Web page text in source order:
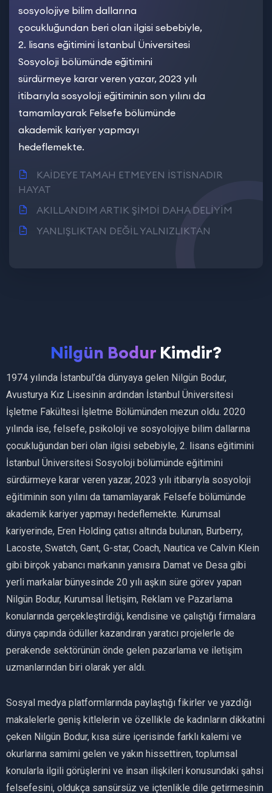
sosyolojiye bilim dallarına
çocukluğundan beri olan ilgisi sebebiyle,
2. lisans eğitimini İstanbul Üniversitesi
Sosyoloji bölümünde eğitimini
sürdürmeye karar veren yazar, 2023 yılı
itibarıyla sosyoloji eğitiminin son yılını da
tamamlayarak Felsefe bölümünde
akademik kariyer yapmayı
hedeflemekte.
KAİDEYE TAMAH ETMEYEN İSTİSNADIR
HAYAT
AKILLANDIM ARTIK ŞİMDİ DAHA DELİYİM
YANLIŞLIKTAN DEĞİL YALNIZLIKTAN
Nilgün Bodur Kimdir?
1974 yılında İstanbul’da dünyaya gelen Nilgün Bodur,
Avusturya Kız Lisesinin ardından İstanbul Üniversitesi
İşletme Fakültesi İşletme Bölümünden mezun oldu. 2020
yılında ise, felsefe, psikoloji ve sosyolojiye bilim dallarına
çocukluğundan beri olan ilgisi sebebiyle, 2. lisans eğitimini
İstanbul Üniversitesi Sosyoloji bölümünde eğitimini
sürdürmeye karar veren yazar, 2023 yılı itibarıyla sosyoloji
eğitiminin son yılını da tamamlayarak Felsefe bölümünde
akademik kariyer yapmayı hedeflemekte. Kurumsal
kariyerinde, Eren Holding çatısı altında bulunan, Burberry,
Lacoste, Swatch, Gant, G-star, Coach, Nautica ve Calvin Klein
gibi birçok yabancı markanın yanısıra Damat ve Desa gibi
yerli markalar bünyesinde 20 yılı aşkın süre görev yapan
Nilgün Bodur, Kurumsal İletişim, Reklam ve Pazarlama
konularında gerçekleştirdiği, kendisine ve çalıştığı firmalara
dünya çapında ödüller kazandıran yaratıcı projelerle de
perakende sektörünün önde gelen pazarlama ve iletişim
uzmanlarından biri olarak yer aldı.
Sosyal medya platformlarında paylaştığı fikirler ve yazdığı
makalelerle geniş kitlelerin ve özellikle de kadınların dikkatini
çeken Nilgün Bodur, kısa süre içerisinde farklı kalemi ve
okurlarına samimi gelen ve yakın hissettiren, toplumsal
konularla ilgili görüşlerini ve insan ilişkileri konusundaki şahsi
felsefesini, oldukça sansürsüz ve içtenlikle dile getirmesinin